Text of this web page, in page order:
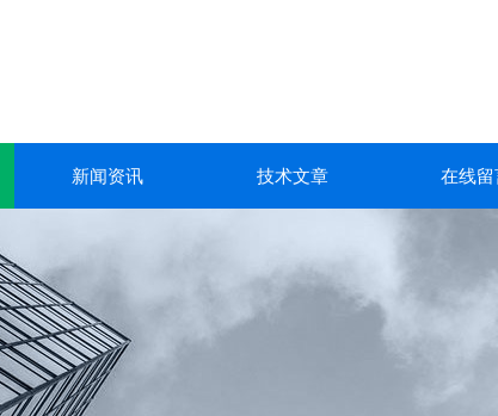
新闻资讯 技术文章 在线